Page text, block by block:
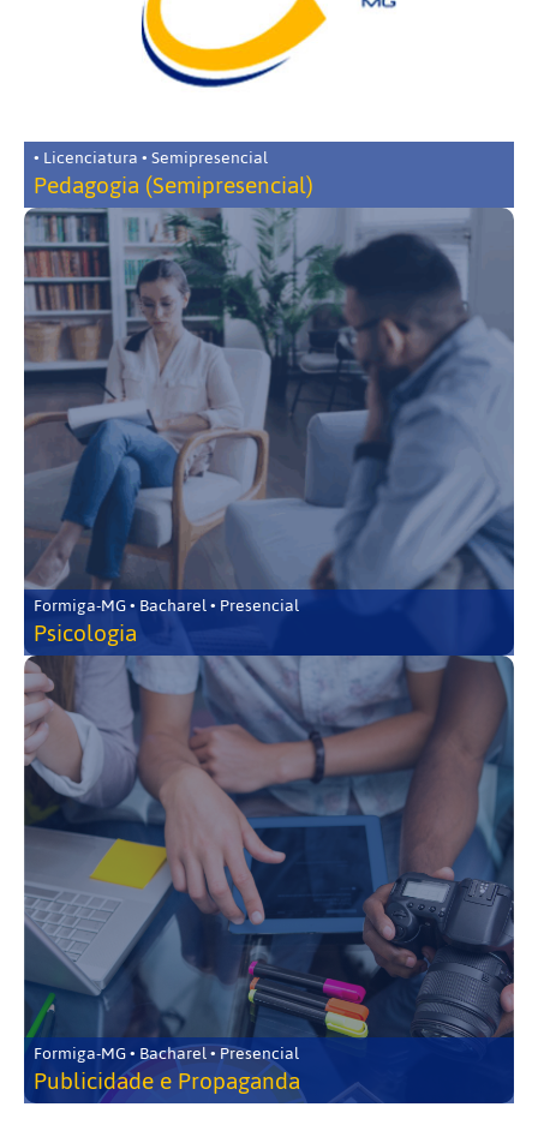
• Licenciatura • Semipresencial
Pedagogia (Semipresencial)
Formiga-MG • Bacharel • Presencial
Psicologia
Formiga-MG • Bacharel • Presencial
Publicidade e Propaganda